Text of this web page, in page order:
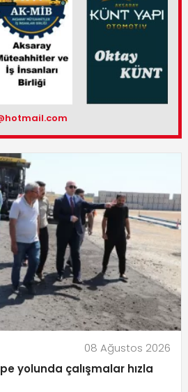
08 Ağustos 2026
yolunda çalışmalar hızla